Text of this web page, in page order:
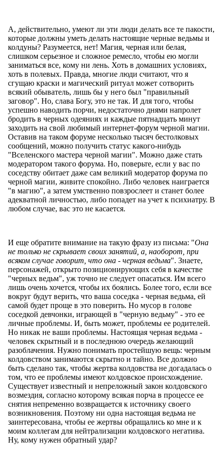
А, действительно, умеют ли эти люди делать все те пакости,
которые должны уметь делать настоящие черные ведьмы и
колдуны? Разумеется, нет! Магия, черная или белая,
слишком серьезное и сложное ремесло, чтобы ею могли
заниматься все, кому ни лень. Хоть в домашних условиях,
хоть в полевых. Правда, многие люди считают, что я
сгущаю краски и магический ритуал может сотворить
всякий обыватель, лишь бы у него был "правильный
заговор". Но, слава Богу, это не так. И для того, чтобы
успешно наводить порчи, недостаточно днями напролет
бродить в черных одеяниях и каждые пятнадцать минут
заходить на свой любимый интернет-форум черной магии.
Оставив на таком форуме несколько тысяч бестолковых
сообщений, можно получить статус какого-нибудь
"Вселенского мастера черной магии". Можно даже стать
модератором такого форума. Но, поверьте, если у вас по
соседству обитает даже сам великий модератор форума по
черной магии, живите спокойно. Либо человек наиграется
"в магию", а затем умственно повзрослеет и станет более
адекватной личностью, либо попадет на учет к психиатру. В
любом случае, вас это не касается.
И еще обратите внимание на такую фразу из письма: "Она
не только не скрывает своих занятий, а, наоборот, при
всяком случае говорит, что она - черная ведьма". Знаете,
персонажей, открыто позиционирующих себя в качестве
"черных ведьм", уж точно не следует опасаться. Им всего
лишь очень хочется, чтобы их боялись. Более того, если все
вокруг будут верить, что ваша соседка - черная ведьма, ей
самой будет проще в это поверить. Но мусор в голове
соседкой девчонки, играющей в "черную ведьму" - это ее
личные проблемы. И, быть может, проблемы ее родителей.
Но никак не ваши проблемы. Настоящая черная ведьма -
человек скрытный и в последнюю очередь желающий
разоблачения. Нужно понимать простейшую вещь: черным
колдовством занимаются скрытно и тайно. Все должно
быть сделано так, чтобы жертва колдовства не догадалась о
том, что ее проблемы имеют колдовское происхождение.
Существует известный и непреложный закон колдовского
возмездия, согласно которому всякая порча в процессе ее
снятия непременно возвращается к источнику своего
возникновения. Поэтому ни одна настоящая ведьма не
заинтересована, чтобы ее жертвы обращались ко мне и к
моим коллегам для нейтрализации колдовского негатива.
Ну, кому нужен обратный удар?